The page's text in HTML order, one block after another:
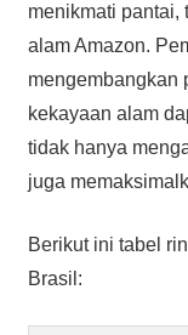
menikmati pantai,
alam Amazon.
mengembangkan
kekayaan alam
tidak hanya
juga
Berikut ini tabel
Brasil: